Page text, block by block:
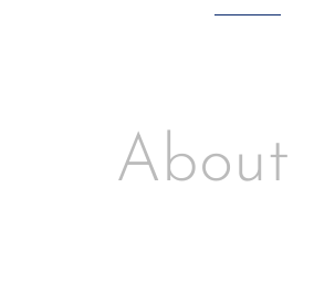
About